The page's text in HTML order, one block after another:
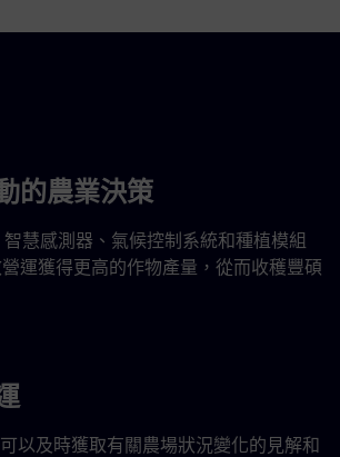
的農業決策
智慧感測器、氣候控制系統和種植模組
運獲得更高的作物產量，從而收穫豐碩
以及時獲取有關農場狀況變化的見解和